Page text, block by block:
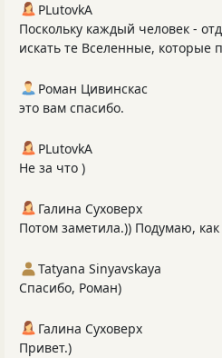
PLutоvkА
Поскольку каждый человек -
искать те Вселенные, которые
Роман Цивинскас
это вам спасибо.
PLutоvkА
Не за что )
Галина Суховерх
Потом заметила.)) Подумаю,
Tatyana Sinyavskaya
Спасибо, Роман)
Галина Суховерх
Привет.)